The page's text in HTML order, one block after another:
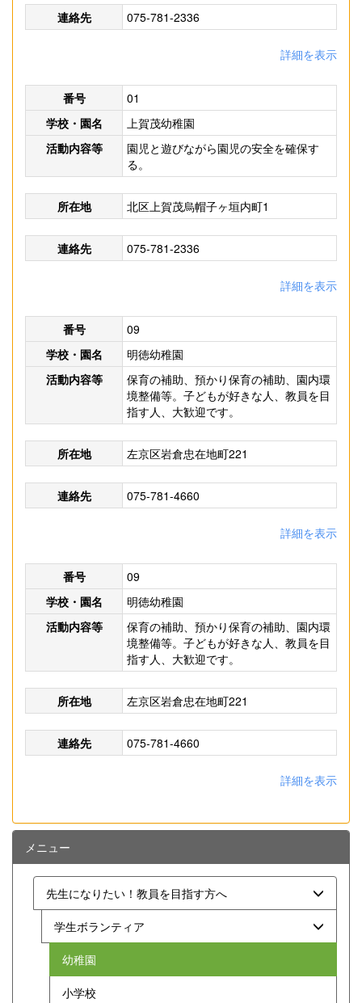
連絡先 075-781-2336
詳細を表示
番号
01
学校・園名
上賀茂幼稚園
活動内容等
園児と遊びながら園児の安全を確保す
る。
所在地 北区上賀茂烏帽子ヶ垣内町1
連絡先 075-781-2336
詳細を表示
番号
09
学校・園名
明徳幼稚園
活動内容等
保育の補助、預かり保育の補助、園内環
境整備等。子どもが好きな人、教員を目
指す人、大歓迎です。
所在地 左京区岩倉忠在地町221
連絡先 075-781-4660
詳細を表示
番号
09
学校・園名
明徳幼稚園
活動内容等
保育の補助、預かり保育の補助、園内環
境整備等。子どもが好きな人、教員を目
指す人、大歓迎です。
所在地 左京区岩倉忠在地町221
連絡先 075-781-4660
詳細を表示
メニュー
先生になりたい！教員を目指す方へ
学生ボランティア
幼稚園
小学校